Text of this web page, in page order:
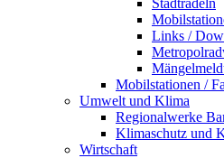
Stadtradeln
Links /
Mobilstationen /
Umwelt und Klima
Regionalwerke
Klimaschutz und
Wirtschaft